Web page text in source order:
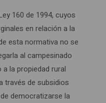
160 de 1994, cuyos
en relación a la
esta normativa no se
al campesinado
la propiedad rural
través de subsidios
democratizarse la